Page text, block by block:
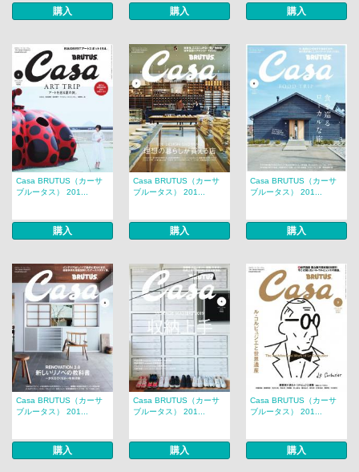
購入 購入 購入
Casa BRUTUS（カーサ
ブルータス） 201...
購入
Casa BRUTUS（カーサ
ブルータス） 201...
購入
Casa BRUTUS（カーサ
ブルータス） 201...
購入
Casa BRUTUS（カーサ
ブルータス） 201...
購入
Casa BRUTUS（カーサ
ブルータス） 201...
購入
Casa BRUTUS（カーサ
ブルータス） 201...
購入